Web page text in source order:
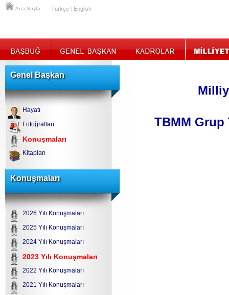
Ana Sayfa Türkçe English
Genel Başkan
Hayatı
Fotoğrafları
Konuşmaları
Kitapları
Konuşmaları
2026 Yılı Konuşmaları
2025 Yılı Konuşmaları
2024 Yılı Konuşmaları
2023 Yılı Konuşmaları
2022 Yılı Konuşmaları
2021 Yılı Konuşmaları
TBMM Grup